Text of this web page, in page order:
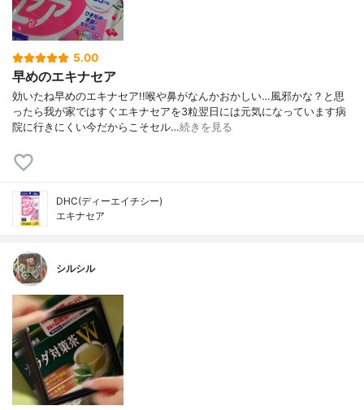
5.00
早めのエキナセア
効いたね早めのエキナセア!!喉や鼻がなんかおかしい…風邪かな？と思
ったら我が家ではすぐエキナセアを3粒翌日には元気になっています病
院に行きにくい今だからこそセル…続きを見る
DHC(ディーエイチシー)
エキナセア
シルシル